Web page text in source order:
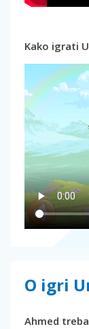
Kako igrati
O igri
Ahmed